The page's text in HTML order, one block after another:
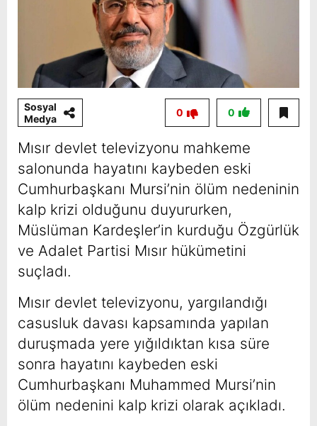
Sosyal
Medya
0
0
Mısır devlet televizyonu mahkeme
salonunda hayatını kaybeden eski
Cumhurbaşkanı Mursi’nin ölüm nedeninin
kalp krizi olduğunu duyururken,
Müslüman Kardeşler’in kurduğu Özgürlük
ve Adalet Partisi Mısır hükümetini
suçladı.
Mısır devlet televizyonu, yargılandığı
casusluk davası kapsamında yapılan
duruşmada yere yığıldıktan kısa süre
sonra hayatını kaybeden eski
Cumhurbaşkanı Muhammed Mursi’nin
ölüm nedenini kalp krizi olarak açıkladı.